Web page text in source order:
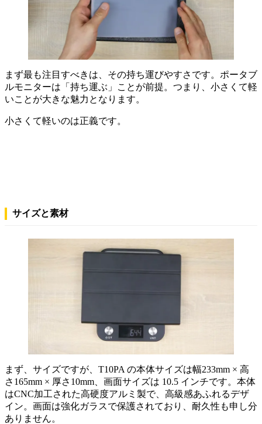
まず最も注目すべきは、その持ち運びやすさです。ポータブ
ルモニターは「持ち運ぶ」ことが前提。つまり、小さくて軽
いことが大きな魅力となります。
小さくて軽いのは正義です。
サイズと素材
まず、サイズですが、T10PA の本体サイズは幅233mm × 高
さ165mm × 厚さ10mm、画面サイズは 10.5 インチです。本体
はCNC加工された高硬度アルミ製で、高級感あふれるデザ
イン。画面は強化ガラスで保護されており、耐久性も申し分
ありません。